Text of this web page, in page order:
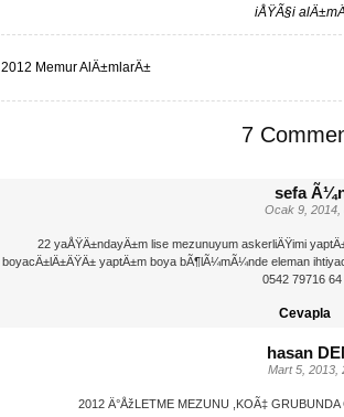
iÅŸÃ§i
2012 Memur AlÄ±mlarÄ±
7
sefa
Ocak 9, 2014,
22 yaÅŸÄ±ndayÄ±m lise mezunuyum askerliÄŸimi
boyacÄ±lÄ±ÄŸÄ± yaptÄ±m boya bÃ¶lÃ¼mÃ¼nde eleman
0542 79716 64
Cevapla
hasan
Mart 5, 2013,
2012 Ä°ÅžLETME MEZUNU ,KOÃ‡ GRUBUNDA